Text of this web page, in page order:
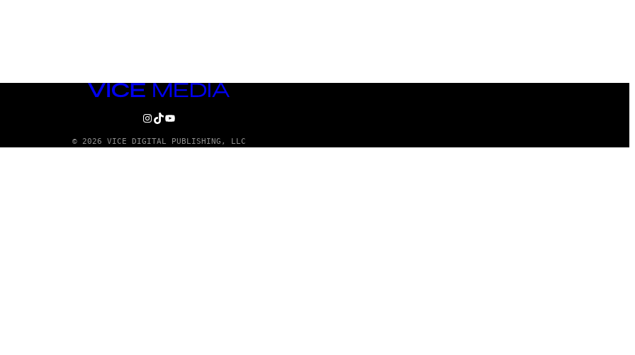
VICE
INSTAGRAM
TIKTOK
YOUTUBE
© 2026 VICE DIGITAL PUBLISHING, LLC